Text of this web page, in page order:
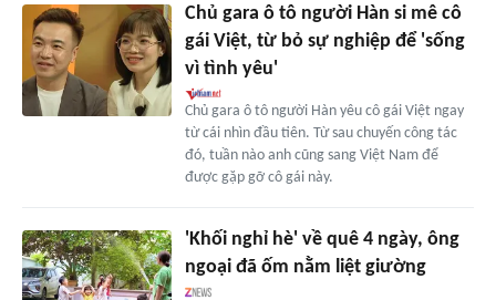
Chủ gara ô tô người Hàn si mê cô
gái Việt, từ bỏ sự nghiệp để 'sống
vì tình yêu'
Chủ gara ô tô người Hàn yêu cô gái Việt ngay
từ cái nhìn đầu tiên. Từ sau chuyến công tác
đó, tuần nào anh cũng sang Việt Nam để
được gặp gỡ cô gái này.
'Khối nghỉ hè' về quê 4 ngày, ông
ngoại đã ốm nằm liệt giường